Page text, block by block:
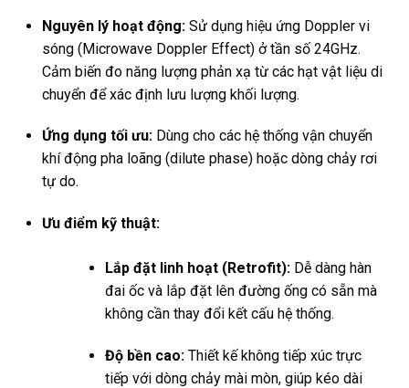
Nguyên lý hoạt động:Sử dụng hiệu ứng Doppler vi
sóng (Microwave Doppler Effect) ở tần số 24GHz.
Cảm biến đo năng lượng phản xạ từ các hạt vật liệu di
chuyển để xác định lưu lượng khối lượng.
Ứng dụng tối ưu:Dùng cho các hệ thống vận chuyển
khí động pha loãng (dilute phase) hoặc dòng chảy rơi
tự do.
Ưu điểm kỹ thuật:
Lắp đặt linh hoạt (Retrofit):Dễ dàng hàn
đai ốc và lắp đặt lên đường ống có sẵn mà
không cần thay đổi kết cấu hệ thống.
Độ bền cao:Thiết kế không tiếp xúc trực
tiếp với dòng chảy mài mòn, giúp kéo dài